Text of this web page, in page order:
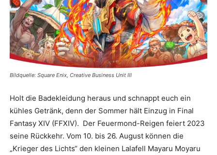
Bildquelle: Square Enix, Creative Business Unit III
Holt die Badekleidung heraus und schnappt euch ein
kühles Getränk, denn der Sommer hält Einzug in Final
Fantasy XIV (FFXIV). Der Feuermond-Reigen feiert 2023
seine Rückkehr. Vom 10. bis 26. August können die
„Krieger des Lichts“ den kleinen Lalafell Mayaru Moyaru